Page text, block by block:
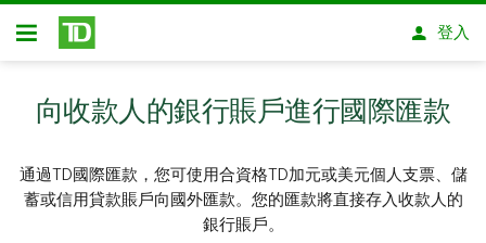
略過進入主要內容
開放式房屋貸款
登入
向收款人的銀行賬戶進行國際匯款
通過TD國際匯款，您可使用合資格TD加元或美元個人支票、儲
蓄或信用貸款賬戶向國外匯款。您的匯款將直接存入收款人的
銀行賬戶。